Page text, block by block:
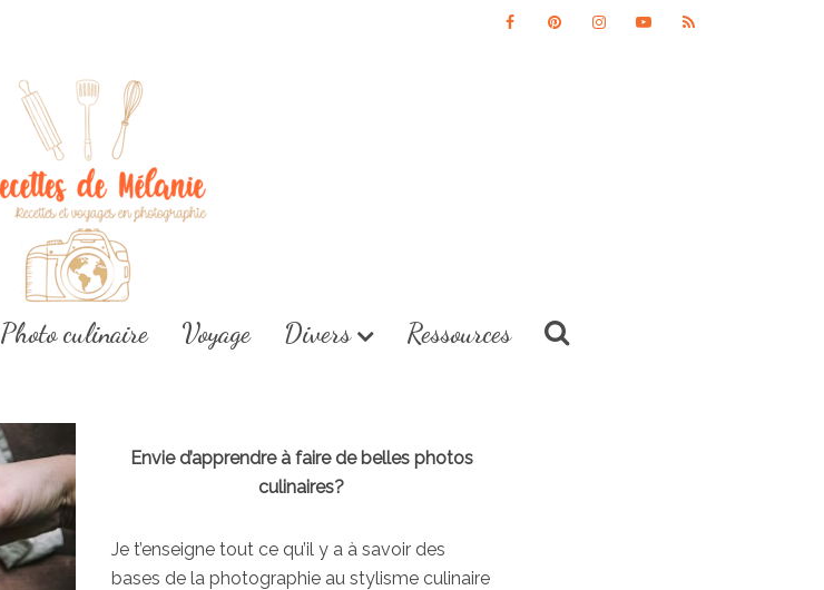
Photo culinaire Voyage Divers Ressources
Envie d’apprendre à faire de belles photos
culinaires?
Je t’enseigne tout ce qu’il y a à savoir des
bases de la photographie au stylisme culinaire